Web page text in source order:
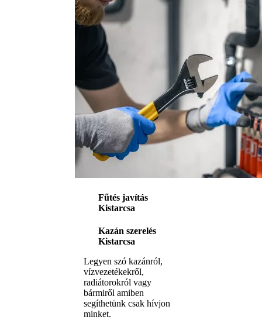
Fűtés javítás
Kistarcsa
Kazán szerelés
Kistarcsa
Legyen szó kazánról,
vízvezetékekről,
radiátorokról vagy
bármiről amiben
segíthetünk csak hívjon
minket.